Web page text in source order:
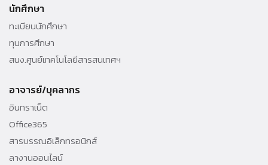
Tel. +66 (0) 564 4440-79
นักศึกษา
ทะเบียนนักศึกษา
ทุนการศึกษา
สนง.ศูนย์เทคโนโลยีสารสนเทศฯ
อาจารย์/บุคลากร
อินทราเน็ต
Office365
สารบรรณอิเล็กทรอนิกส์
ลางานออนไลน์